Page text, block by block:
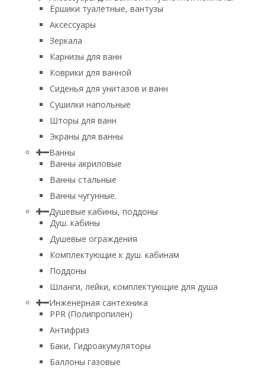
Ёршики туалетные, вантузы
Аксессуары
Зеркала
Карнизы для ванн
Коврики для ванной
Сиденья для унитазов и ванн
Сушилки напольные
Шторы для ванн
Экраны для ванны
Ванны
Ванны акриловые
Ванны стальные
Ванны чугунные.
Душевые кабины, поддоны
Душ. кабины
Душевые ограждения
Комплектующие к душ. кабинам
Поддоны
Шланги, лейки, комплектующие для душа
Инженерная сантехника
PPR (Полипропилен)
Антифриз
Баки, Гидроакумуляторы
Баллоны газовые